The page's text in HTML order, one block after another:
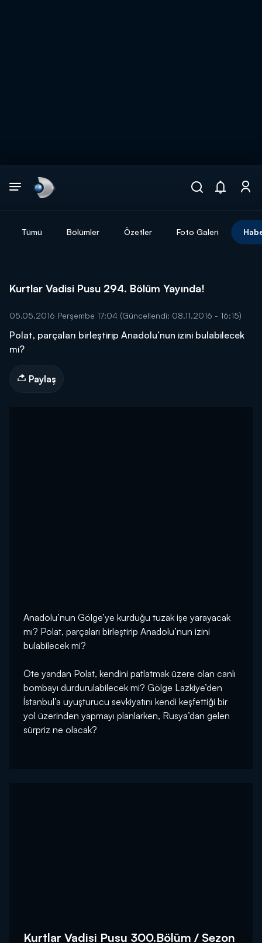
Tümü Bölümler Özetler Foto Galeri
Kurtlar Vadisi Pusu 294. Bölüm Yayında!
05.05.2016 Perşembe 17:04 (Güncellendi: 08.11.2016 - 16:15)
Polat, parçaları birleştirip Anadolu’nun izini bulabilecek
mi?
Paylaş
Anadolu’nun Gölge’ye kurduğu tuzak işe yarayacak
mı? Polat, parçaları birleştirip Anadolu’nun izini
bulabilecek mi?
Öte yandan Polat, kendini patlatmak üzere olan canlı
bombayı durdurulabilecek mi? Gölge Lazkiye’den
İstanbul’a uyuşturucu sevkiyatını kendi keşfettiği bir
yol üzerinden yapmayı planlarken, Rusya’dan gelen
sürpriz ne olacak?
Kurtlar Vadisi Pusu 300.Bölüm / Sezon